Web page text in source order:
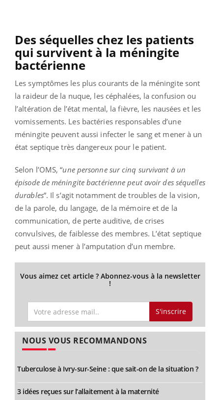
Des séquelles chez les patients
qui survivent à la méningite
bactérienne
Les symptômes les plus courants de la méningite sont
la raideur de la nuque, les céphalées, la confusion ou
l’altération de l’état mental, la fièvre, les nausées et les
vomissements. Les bactéries responsables d’une
méningite peuvent aussi infecter le sang et mener à un
état septique très dangereux pour le patient.
Selon l’OMS, “une personne sur cinq survivant à un
épisode de méningite bactérienne peut avoir des séquelles
durables”. Il s’agit notamment de troubles de la vision,
de la parole, du langage, de la mémoire et de la
communication, de perte auditive, de crises
convulsives, de faiblesse des membres. L’état septique
peut aussi mener à l’amputation d’un membre.
Vous aimez cet article ? Abonnez-vous à la newsletter
!
S'inscrire
NOUS VOUS RECOMMANDONS
Tuberculose à Ivry-sur-Seine : que sait-on de la situation ?
3 idées reçues sur l’allaitement à la maternité